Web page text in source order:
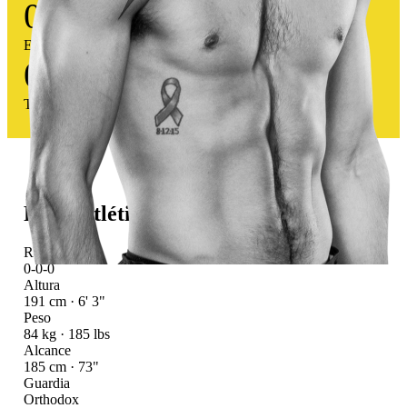
0
Empates
0%
Tasa victoria
Perfil atlético
Récord UFC
0-0-0
Altura
191 cm · 6' 3"
Peso
84 kg · 185 lbs
Alcance
185 cm · 73"
Guardia
Orthodox